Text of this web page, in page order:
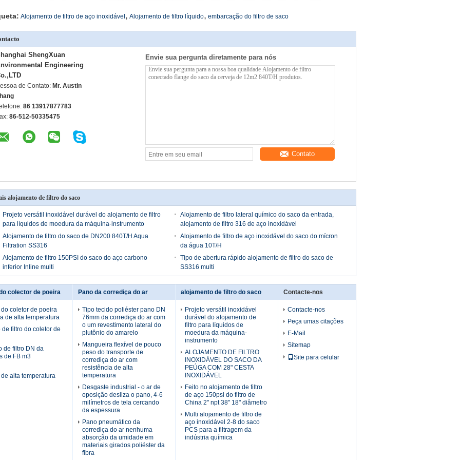
Alojamento de filtro de aço inoxidável , Alojamento de filtro líquido, embarcação do filtro de saco
ShengXuan
Engineering
de Contato: Mr. Austin
86 13917877783
86-512-50335475
Envie sua pergunta diretamente para nós
Contato
alojamento de filtro do saco
Projeto versátil inoxidável durável do alojamento de filtro
para líquidos de moedura da máquina-instrumento
Alojamento de filtro lateral químico do saco da entrada,
alojamento de filtro 316 de aço inoxidável
Alojamento de filtro do saco de DN200 840T/H Aqua
Filtration SS316
Alojamento de filtro de aço inoxidável do saco do mícron
da água 10T/H
Alojamento de filtro 150PSI do saco do aço carbono
inferior Inline multi
Tipo de abertura rápido alojamento de filtro do saco de
SS316 multi
colector de poeira
coletor de poeira
de alta temperatura
de filtro do coletor de
de filtro DN da
de FB m3
alta temperatura
Pano da corrediça do ar
Tipo tecido poliéster pano DN
76mm da corrediça do ar com
o um revestimento lateral do
plutônio do amarelo
Mangueira flexível de pouco
peso do transporte de
corrediça do ar com
resistência de alta
temperatura
Desgaste industrial - o ar de
oposição desliza o pano, 4-6
milímetros de tela cercando
da espessura
Pano pneumático da
corrediça do ar nenhuma
absorção da umidade em
materiais girados poliéster da
fibra
alojamento de filtro do saco
Projeto versátil inoxidável
durável do alojamento de
filtro para líquidos de
moedura da máquina-
instrumento
ALOJAMENTO DE FILTRO
INOXIDÁVEL DO SACO DA
PEÚGA COM 28" CESTA
INOXIDÁVEL
Feito no alojamento de filtro
de aço 150psi do filtro de
China 2" npt 38" 18" diâmetro
Multi alojamento de filtro de
aço inoxidável 2-8 do saco
PCS para a filtragem da
indústria química
Contacte-nos
Contacte-nos
Peça umas citações
E-Mail
Sitemap
Site para celular